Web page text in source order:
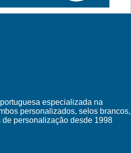
especializada na
personalizados, selos brancos,
personalização desde 1998